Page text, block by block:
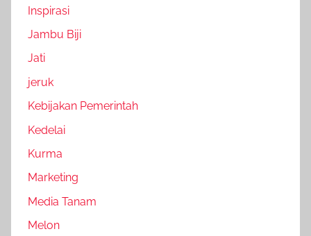
Inspirasi
Jambu Biji
Jati
jeruk
Kebijakan Pemerintah
Kedelai
Kurma
Marketing
Media Tanam
Melon